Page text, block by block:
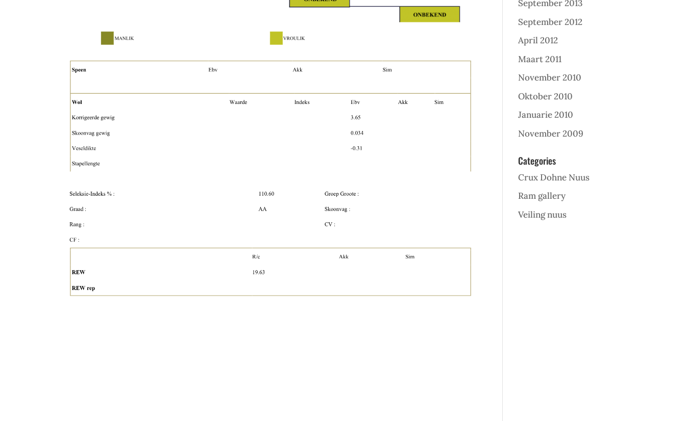
September 2013
September 2012
April 2012
Maart 2011
November 2010
Oktober 2010
Januarie 2010
November 2009
Categories
Crux Dohne Nuus
Ram gallery
Veiling nuus